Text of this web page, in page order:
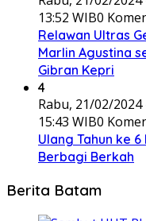
13:52 WIB0
Relawan Ultras
Marlin Agustina
Gibran Kepri
4
Rabu, 21/02/2024
15:43 WIB0
Ulang Tahun ke
Berbagi Berkah
Berita Batam